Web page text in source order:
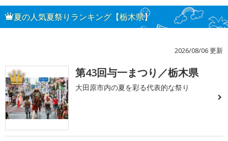
夏の人気夏祭りランキング【栃木県】
2026/08/06 更新
1 第43回与一まつり／栃木県
大田原市内の夏を彩る代表的な祭り